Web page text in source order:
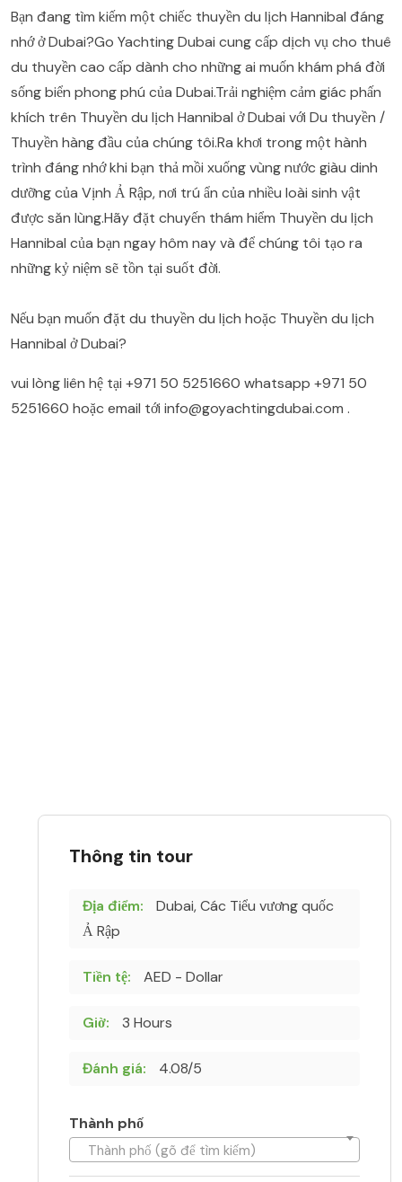
Bạn đang tìm kiếm một chiếc thuyền du lịch Hannibal đáng
nhớ ở Dubai?Go Yachting Dubai cung cấp dịch vụ cho thuê
du thuyền cao cấp dành cho những ai muốn khám phá đời
sống biển phong phú của Dubai.Trải nghiệm cảm giác phấn
khích trên Thuyền du lịch Hannibal ở Dubai với Du thuyền /
Thuyền hàng đầu của chúng tôi.Ra khơi trong một hành
trình đáng nhớ khi bạn thả mồi xuống vùng nước giàu dinh
dưỡng của Vịnh Ả Rập, nơi trú ẩn của nhiều loài sinh vật
được săn lùng.Hãy đặt chuyến thám hiểm Thuyền du lịch
Hannibal của bạn ngay hôm nay và để chúng tôi tạo ra
những kỷ niệm sẽ tồn tại suốt đời.
Nếu bạn muốn đặt du thuyền du lịch hoặc Thuyền du lịch
Hannibal ở Dubai?
vui lòng liên hệ tại +971 50 5251660 whatsapp +971 50
5251660 hoặc email tới info@goyachtingdubai.com .
Thông tin tour
Địa điểm:
Dubai, Các Tiểu vương quốc
Ả Rập
Tiền tệ: AED - Dollar
Giờ: 3 Hours
Đánh giá: 4.08/5
Thành phố
Thành phố (gõ để tìm kiếm)